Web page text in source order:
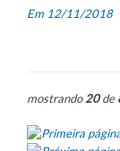
Em 12/11/2018
mostrando20de